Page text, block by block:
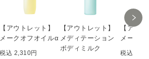
【アウトレット】
メークオフオイルα
税込 2,310円
【アウトレット】
メディテーション
ボディミルク
【アウ
メーク
税込